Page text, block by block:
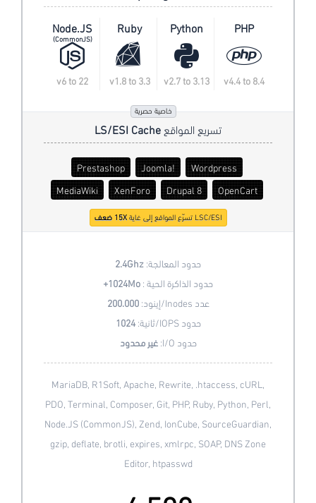
PHP
v4.4 to 8.4
Python
v2.7 to 3.13
Ruby
v1.8 to 3.3
Node.JS
(CommonJS)
v6 to 22
تسريع المواقعLS/ESI Cache
خاصية حصرية
Wordpress
Joomla!
Prestashop
OpenCart
Drupal 8
XenForo
MediaWiki
LSC/ESI تسرّع المواقع إلى غاية 15X ضعف
حدود المعالجة:2.4Ghz
حدود الذاكرة الحية :1024Mo+
عدد Inodes/إينود:
200.000
حدود IOPS/ثانية:
1024
حدود I/O:
غير محدود
MariaDB, R1Soft, Apache, Rewrite, .htaccess, cURL,
PDO, Terminal, Composer, Git, PHP, Ruby, Python, Perl,
Node.JS (CommonJS), Zend, IonCube, SourceGuardian,
gzip, deflate, brotli, expires, xmlrpc, SOAP, DNS Zone
Editor, htpasswd